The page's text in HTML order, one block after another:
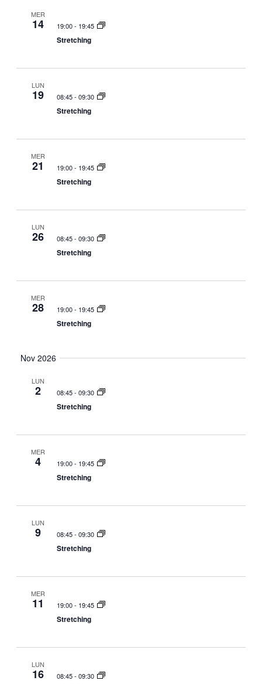
MER
14 19:00- 19:45
Stretching
LUN
19 08:45-09:30
Stretching
MER
21 19:00- 19:45
Stretching
LUN
26 08:45-09:30
Stretching
MER
28 19:00- 19:45
Stretching
Nov 2026
LUN
2 08:45-09:30
Stretching
MER
4 19:00- 19:45
Stretching
LUN
9 08:45-09:30
Stretching
MER
11 19:00- 19:45
Stretching
LUN
16 08:45-09:30